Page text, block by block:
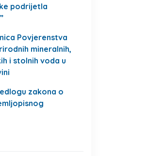
podrijetla
Povjerenstva
mineralnih,
i stolnih voda u
zakona o